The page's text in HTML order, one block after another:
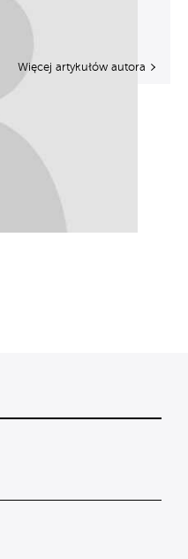
Więcej artykułów autora